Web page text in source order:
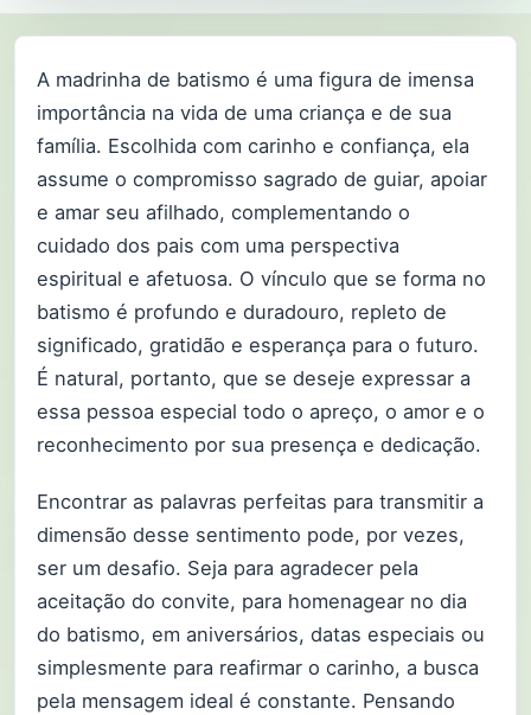
A madrinha de batismo é uma figura de imensa
importância na vida de uma criança e de sua
família. Escolhida com carinho e confiança, ela
assume o compromisso sagrado de guiar, apoiar
e amar seu afilhado, complementando o
cuidado dos pais com uma perspectiva
espiritual e afetuosa. O vínculo que se forma no
batismo é profundo e duradouro, repleto de
significado, gratidão e esperança para o futuro.
É natural, portanto, que se deseje expressar a
essa pessoa especial todo o apreço, o amor e o
reconhecimento por sua presença e dedicação.
Encontrar as palavras perfeitas para transmitir a
dimensão desse sentimento pode, por vezes,
ser um desafio. Seja para agradecer pela
aceitação do convite, para homenagear no dia
do batismo, em aniversários, datas especiais ou
simplesmente para reafirmar o carinho, a busca
pela mensagem ideal é constante. Pensando